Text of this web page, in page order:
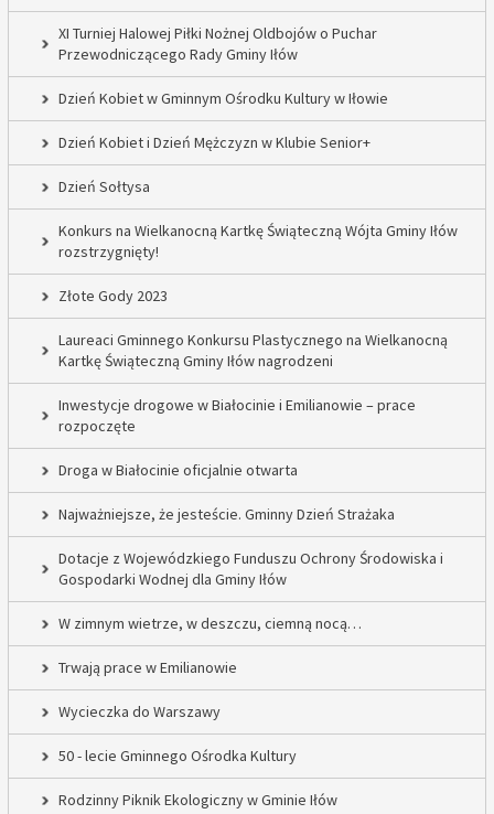
XI Turniej Halowej Piłki Nożnej Oldbojów o Puchar
Przewodniczącego Rady Gminy Iłów
Dzień Kobiet w Gminnym Ośrodku Kultury w Iłowie
Dzień Kobiet i Dzień Mężczyzn w Klubie Senior+
Dzień Sołtysa
Konkurs na Wielkanocną Kartkę Świąteczną Wójta Gminy Iłów
rozstrzygnięty!
Złote Gody 2023
Laureaci Gminnego Konkursu Plastycznego na Wielkanocną
Kartkę Świąteczną Gminy Iłów nagrodzeni
Inwestycje drogowe w Białocinie i Emilianowie – prace
rozpoczęte
Droga w Białocinie oficjalnie otwarta
Najważniejsze, że jesteście. Gminny Dzień Strażaka
Dotacje z Wojewódzkiego Funduszu Ochrony Środowiska i
Gospodarki Wodnej dla Gminy Iłów
W zimnym wietrze, w deszczu, ciemną nocą…
Trwają prace w Emilianowie
Wycieczka do Warszawy
50 - lecie Gminnego Ośrodka Kultury
Rodzinny Piknik Ekologiczny w Gminie Iłów